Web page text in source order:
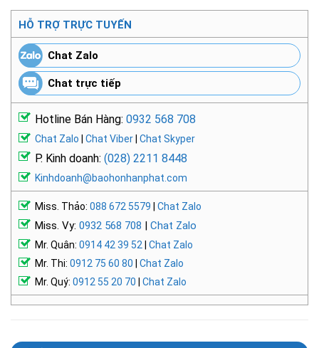
HỖ TRỢ TRỰC TUYẾN
Chat Zalo
Chat trực tiếp
Hotline Bán Hàng: 0932 568 708
Chat Zalo Chat Viber Chat Skyper
P. Kinh doanh: (028) 2211 8448
Kinhdoanh@baohonhanphat.com
Miss. Thảo: 088 672 5579 Chat Zalo
Miss. Vy: 0932 568 708 | Chat Zalo
Mr. Quân: 0914 42 39 52
Chat Zalo
Mr. Thi: 0912 75 60 80
Chat Zalo
Mr. Quý: 0912 55 20 70 Chat Zalo